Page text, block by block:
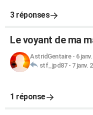
3 réponses
Le voyant de ma
AstridGentaire- 6
stf_jpd87- 7 janv.
1 réponse